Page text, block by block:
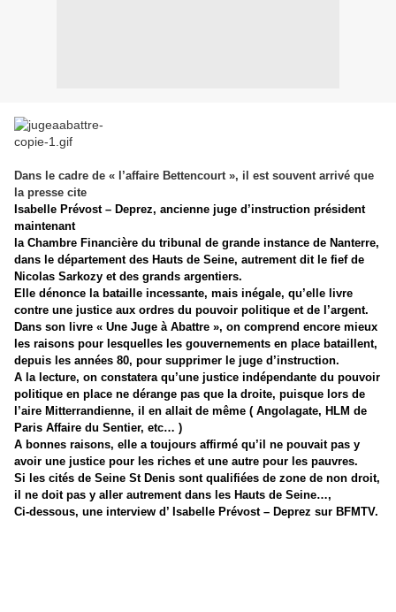
Dans le cadre de « l’affaire Bettencourt », il est souvent arrivé que
la presse cite
Isabelle Prévost – Deprez, ancienne juge d’instruction président
maintenant
la Chambre Financière du tribunal de grande instance de Nanterre,
dans le département des Hauts de Seine, autrement dit le fief de
Nicolas Sarkozy et des grands argentiers.
Elle dénonce la bataille incessante, mais inégale, qu’elle livre
contre une justice aux ordres du pouvoir politique et de l’argent.
Dans son livre « Une Juge à Abattre », on comprend encore mieux
les raisons pour lesquelles les gouvernements en place bataillent,
depuis les années 80, pour supprimer le juge d’instruction.
A la lecture, on constatera qu’une justice indépendante du pouvoir
politique en place ne dérange pas que la droite, puisque lors de
l’aire Mitterrandienne, il en allait de même ( Angolagate, HLM de
Paris Affaire du Sentier, etc… )
A bonnes raisons, elle a toujours affirmé qu’il ne pouvait pas y
avoir une justice pour les riches et une autre pour les pauvres.
Si les cités de Seine St Denis sont qualifiées de zone de non droit,
il ne doit pas y aller autrement dans les Hauts de Seine…,
Ci-dessous, une interview d’ Isabelle Prévost – Deprez sur BFMTV.